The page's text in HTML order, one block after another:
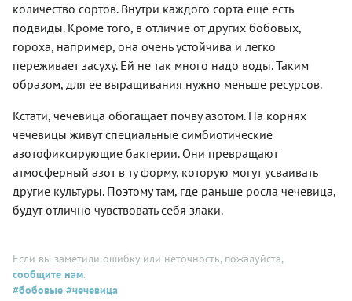
количество сортов. Внутри каждого сорта еще есть
подвиды. Кроме того, в отличие от других бобовых,
гороха, например, она очень устойчива и легко
переживает засуху. Ей не так много надо воды. Таким
образом, для ее выращивания нужно меньше ресурсов.
Кстати, чечевица обогащает почву азотом. На корнях
чечевицы живут специальные симбиотические
азотофиксирующие бактерии. Они превращают
атмосферный азот в ту форму, которую могут усваивать
другие культуры. Поэтому там, где раньше росла чечевица,
будут отлично чувствовать себя злаки.
Если вы заметили ошибку или неточность, пожалуйста,
сообщите нам.
#бобовые #чечевица